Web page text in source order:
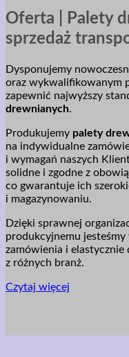
Oferta | Palety
sprzedaż
Dysponujemy
oraz wykwalifikowanym
zapewnić najwyższy
drewnianych.
Produkujemy palety
na indywidualne
i wymagań naszych
solidne i zgodne z
co gwarantuje ich
i magazynowaniu.
Dzięki sprawnej
produkcyjnemu
zamówienia i
z różnych branż.
Czytaj więcej